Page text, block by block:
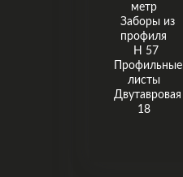
метр
Заборы из
профиля
Н 57
Профильные
листы
Двутавровая
18